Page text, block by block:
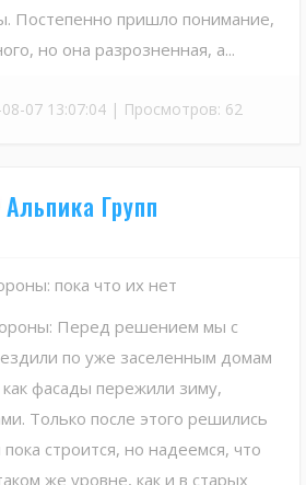
Постепенно пришло понимание,
но она разрозненная, а...
07 13:07:04 | Просмотров: 62
Альпика Групп
пока что их нет
Перед решением мы с
по уже заселенным домам
фасады пережили зиму,
Только после этого решились
строится, но надеемся, что
же уровне, как и в старых